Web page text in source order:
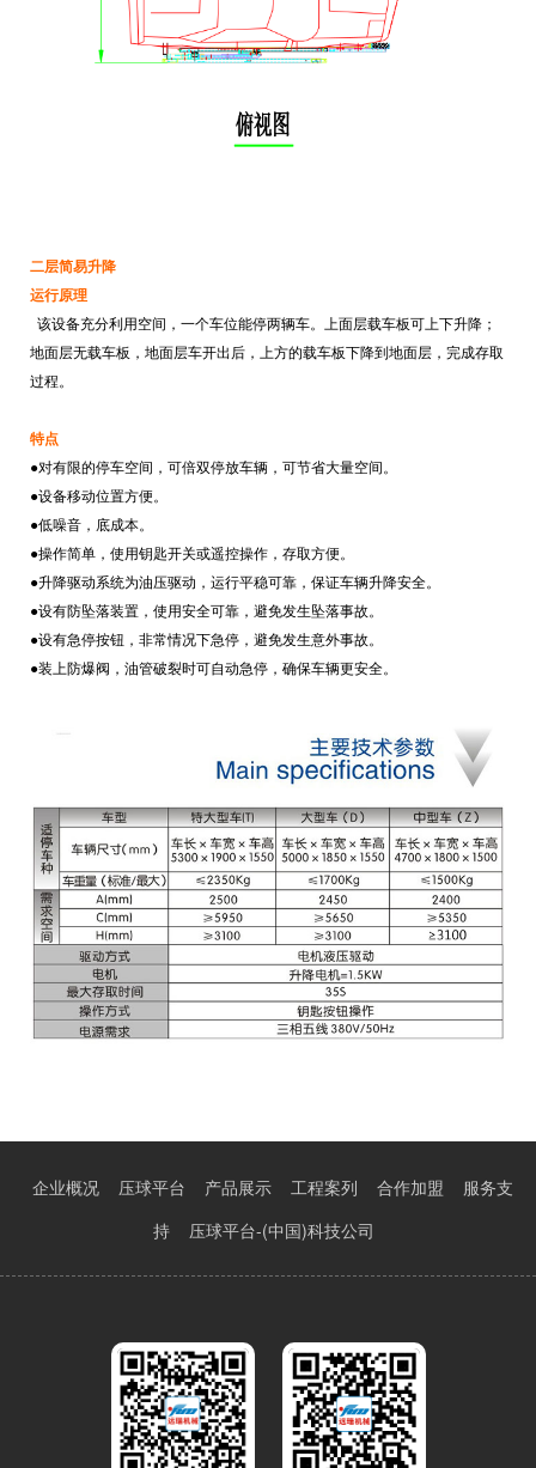
二层简易升降
运行原理
该设备充分利用空间，一个车位能停两辆车。上面层载车板可上下升降；
地面层无载车板，地面层车开出后，上方的载车板下降到地面层，完成存取
过程。
特点
●对有限的停车空间，可倍双停放车辆，可节省大量空间。
●设备移动位置方便。
●低噪音，底成本。
●操作简单，使用钥匙开关或遥控操作，存取方便。
●升降驱动系统为油压驱动，运行平稳可靠，保证车辆升降安全。
●设有防坠落装置，使用安全可靠，避免发生坠落事故。
●设有急停按钮，非常情况下急停，避免发生意外事故。
●装上防爆阀，油管破裂时可自动急停，确保车辆更安全。
企业概况 压球平台 产品展示 工程案列 合作加盟
服务支
持
压球平台-(中国)科技公司